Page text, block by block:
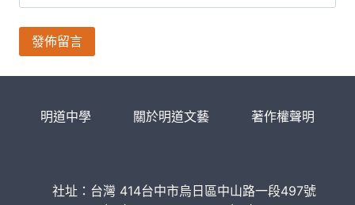
明道中學 關於明道文藝 著作權聲明
社址：台灣 414台中市烏日區中山路一段497號